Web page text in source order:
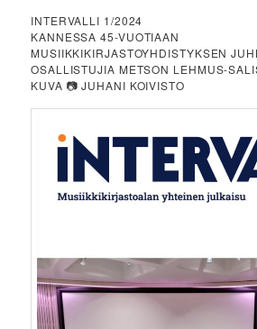
INTERVALLI 1/2024
KANNESSA 45-VUOTIAAN
MUSIIKKIKIRJASTOYHDISTYKSEN
OSALLISTUJIA METSON LEHMUS-
KUVA 📷 JUHANI KOIVISTO